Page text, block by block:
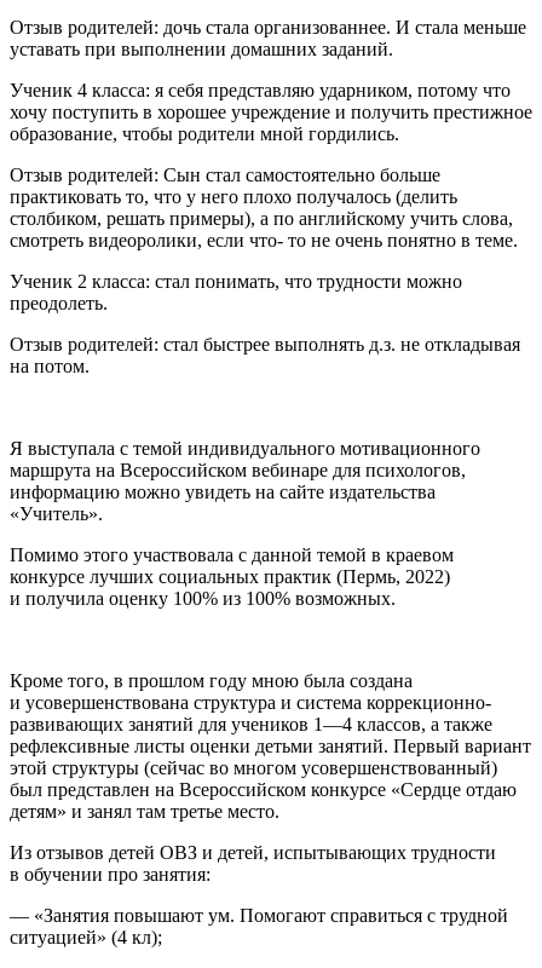
Отзыв родителей: дочь стала организованнее. И стала меньше
уставать при выполнении домашних заданий.
Ученик 4 класса: я себя представляю ударником, потому что
хочу поступить в хорошее учреждение и получить престижное
образование, чтобы родители мной гордились.
Отзыв родителей: Сын стал самостоятельно больше
практиковать то, что у него плохо получалось (делить
столбиком, решать примеры), а по английскому учить слова,
смотреть видеоролики, если что- то не очень понятно в теме.
Ученик 2 класса: стал понимать, что трудности можно
преодолеть.
Отзыв родителей: стал быстрее выполнять д.з. не откладывая
на потом.
Я выступала с темой индивидуального мотивационного
маршрута на Всероссийском вебинаре для психологов,
информацию можно увидеть на сайте издательства
«Учитель».
Помимо этого участвовала с данной темой в краевом
конкурсе лучших социальных практик (Пермь, 2022)
и получила оценку 100% из 100% возможных.
Кроме того, в прошлом году мною была создана
и усовершенствована структура и система коррекционно-
развивающих занятий для учеников 1—4 классов, а также
рефлексивные листы оценки детьми занятий. Первый вариант
этой структуры (сейчас во многом усовершенствованный)
был представлен на Всероссийском конкурсе «Сердце отдаю
детям» и занял там третье место.
Из отзывов детей ОВЗ и детей, испытывающих трудности
в обучении про занятия:
— «Занятия повышают ум. Помогают справиться с трудной
ситуацией» (4 кл);